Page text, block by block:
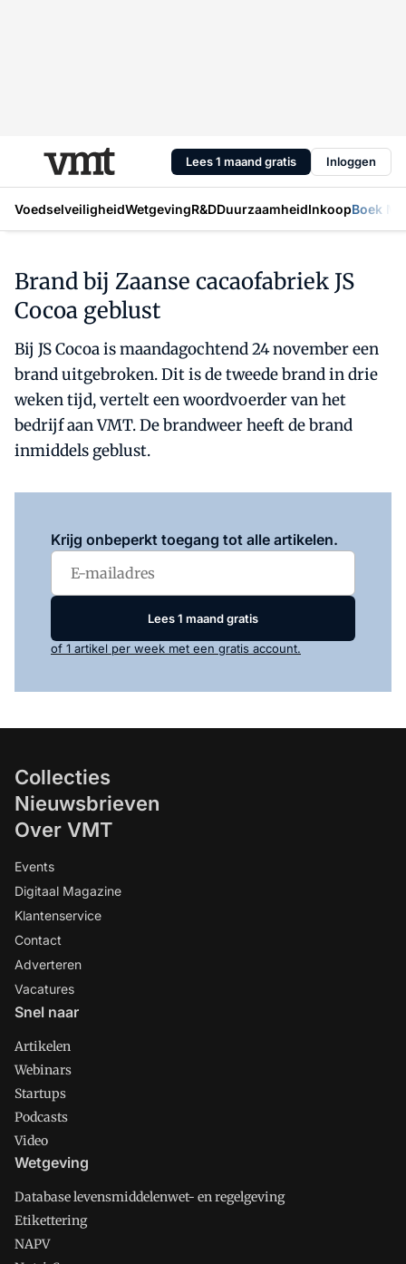
Lees 1 maand gratis Inloggen
VoedselveiligheidWetgevingR&DDuurzaamheidInkoopBoek
Brand bij Zaanse cacaofabriek JS
Cocoa geblust
Bij JS Cocoa is maandagochtend 24 november een
brand uitgebroken. Dit is de tweede brand in drie
weken tijd, vertelt een woordvoerder van het
bedrijf aan VMT. De brandweer heeft de brand
inmiddels geblust.
Krijg onbeperkt toegang tot alle artikelen.
Lees 1 maand gratis
of 1 artikel per week met een gratis account.
Collecties
Nieuwsbrieven
Over VMT
Events
Digitaal Magazine
Klantenservice
Contact
Adverteren
Vacatures
Snel naar
Artikelen
Webinars
Startups
Podcasts
Video
Wetgeving
Database levensmiddelenwet- en regelgeving
Etikettering
NAPV